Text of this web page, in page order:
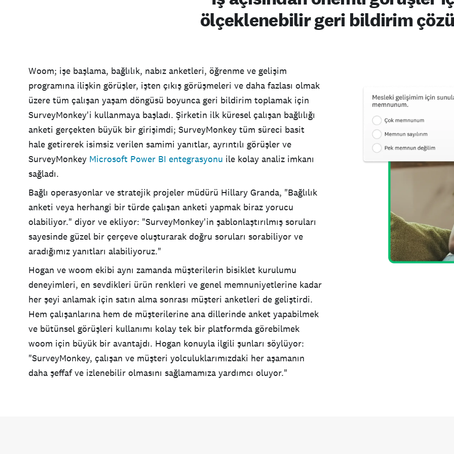
ölçeklenebilir geri bildirim
Woom; işe başlama, bağlılık, nabız anketleri, öğrenme ve gelişim
programına ilişkin görüşler, işten çıkış görüşmeleri ve daha fazlası olmak
üzere tüm çalışan yaşam döngüsü boyunca geri bildirim toplamak için
SurveyMonkey'i kullanmaya başladı. Şirketin ilk küresel çalışan bağlılığı
anketi gerçekten büyük bir girişimdi; SurveyMonkey tüm süreci basit
hale getirerek isimsiz verilen samimi yanıtlar, ayrıntılı görüşler ve
SurveyMonkey Microsoft Power BI entegrasyonu ile kolay analiz imkanı
sağladı.
Bağlı operasyonlar ve stratejik projeler müdürü Hillary Granda, "Bağlılık
anketi veya herhangi bir türde çalışan anketi yapmak biraz yorucu
olabiliyor." diyor ve ekliyor: "SurveyMonkey'in şablonlaştırılmış soruları
sayesinde güzel bir çerçeve oluşturarak doğru soruları sorabiliyor ve
aradığımız yanıtları alabiliyoruz."
Hogan ve woom ekibi aynı zamanda müşterilerin bisiklet kurulumu
deneyimleri, en sevdikleri ürün renkleri ve genel memnuniyetlerine kadar
her şeyi anlamak için satın alma sonrası müşteri anketleri de geliştirdi.
Hem çalışanlarına hem de müşterilerine ana dillerinde anket yapabilmek
ve bütünsel görüşleri kullanımı kolay tek bir platformda görebilmek
woom için büyük bir avantajdı. Hogan konuyla ilgili şunları söylüyor:
"SurveyMonkey, çalışan ve müşteri yolculuklarımızdaki her aşamanın
daha şeffaf ve izlenebilir olmasını sağlamamıza yardımcı oluyor."